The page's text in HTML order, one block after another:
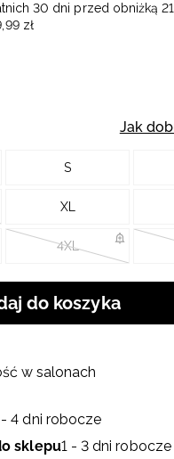
30 dni przed obniżką
99 zł
Jak
S
XL
4XL
do koszyka
4 dni robocze
sklepu1 - 3 dni robocze
w salonach